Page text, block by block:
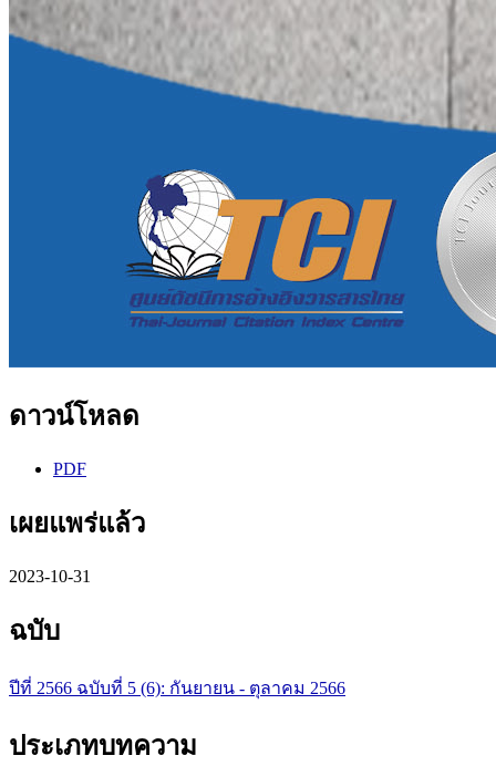
ดาวน์โหลด
PDF
เผยแพร่แล้ว
2023-10-31
ฉบับ
ปีที่ 2566 ฉบับที่ 5 (6): กันยายน - ตุลาคม 2566
ประเภทบทความ